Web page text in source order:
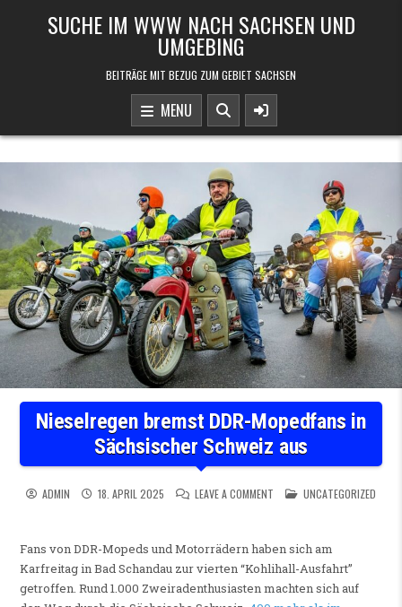
SUCHE IM WWW NACH SACHSEN UND
UMGEBING
BEITRÄGE MIT BEZUG ZUM GEBIET SACHSEN
MENU
Nieselregen bremst DDR-Mopedfans in
Sächsischer Schweiz aus
ADMIN 18. APRIL 2025 LEAVE A COMMENT ON NIESELREGEN BREMST
POSTED IN
UNCATEGORIZED
Fans von DDR-Mopeds und Motorrädern haben sich am
Karfreitag in Bad Schandau zur vierten “Kohlihall-Ausfahrt”
getroffen. Rund 1.000 Zweiradenthusiasten machten sich auf